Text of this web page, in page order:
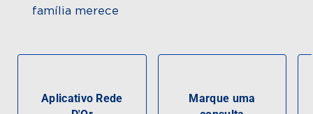
família merece
Aplicativo Rede
Marque uma